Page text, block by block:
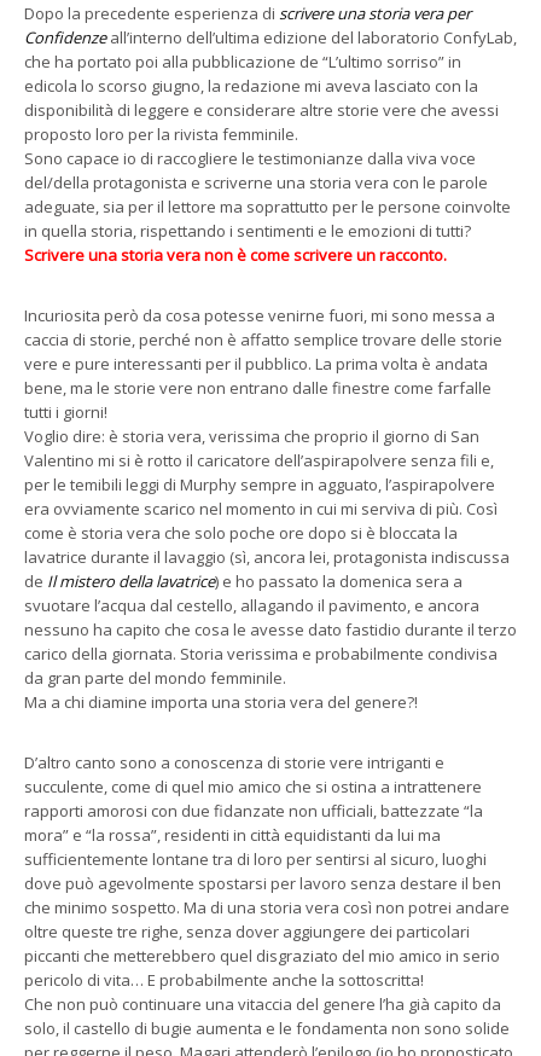
Dopo la precedente esperienza di scrivere una storia vera per
Confidenzeall’interno dell’ultima edizione del laboratorio ConfyLab,
che ha portato poi alla pubblicazione de “L’ultimo sorriso” in
edicola lo scorso giugno, la redazione mi aveva lasciato con la
disponibilità di leggere e considerare altre storie vere che avessi
proposto loro per la rivista femminile.
Sono capace io di raccogliere le testimonianze dalla viva voce
del/della protagonista e scriverne una storia vera con le parole
adeguate, sia per il lettore ma soprattutto per le persone coinvolte
in quella storia, rispettando i sentimenti e le emozioni di tutti?
Scrivere una storia vera non è come scrivere un racconto.
Incuriosita però da cosa potesse venirne fuori, mi sono messa a
caccia di storie, perché non è affatto semplice trovare delle storie
vere e pure interessanti per il pubblico. La prima volta è andata
bene, ma le storie vere non entrano dalle finestre come farfalle
tutti i giorni!
Voglio dire: è storia vera, verissima che proprio il giorno di San
Valentino mi si è rotto il caricatore dell’aspirapolvere senza fili e,
per le temibili leggi di Murphy sempre in agguato, l’aspirapolvere
era ovviamente scarico nel momento in cui mi serviva di più. Così
come è storia vera che solo poche ore dopo si è bloccata la
lavatrice durante il lavaggio (sì, ancora lei, protagonista indiscussa
de Il mistero della lavatrice) e ho passato la domenica sera a
svuotare l’acqua dal cestello, allagando il pavimento, e ancora
nessuno ha capito che cosa le avesse dato fastidio durante il terzo
carico della giornata. Storia verissima e probabilmente condivisa
da gran parte del mondo femminile.
Ma a chi diamine importa una storia vera del genere?!
D’altro canto sono a conoscenza di storie vere intriganti e
succulente, come di quel mio amico che si ostina a intrattenere
rapporti amorosi con due fidanzate non ufficiali, battezzate “la
mora” e “la rossa”, residenti in città equidistanti da lui ma
sufficientemente lontane tra di loro per sentirsi al sicuro, luoghi
dove può agevolmente spostarsi per lavoro senza destare il ben
che minimo sospetto. Ma di una storia vera così non potrei andare
oltre queste tre righe, senza dover aggiungere dei particolari
piccanti che metterebbero quel disgraziato del mio amico in serio
pericolo di vita… E probabilmente anche la sottoscritta!
Che non può continuare una vitaccia del genere l’ha già capito da
solo, il castello di bugie aumenta e le fondamenta non sono solide